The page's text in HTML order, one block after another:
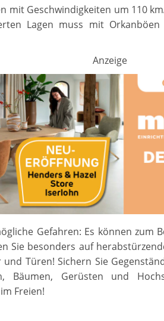
mit Geschwindigkeiten um 110
Lagen muss mit
Anzeige
Gefahren: Es können zum
Sie besonders auf
und Türen! Sichern Sie
Bäumen, Gerüsten und
Freien!